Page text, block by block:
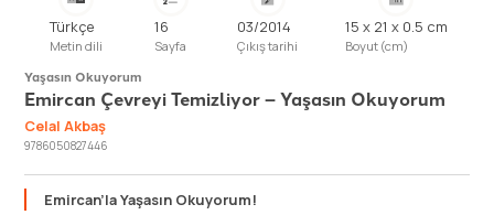
Türkçe
Metin dili
16
Sayfa
03/2014
Çıkış tarihi
15 x 21 x 0.5 cm
Boyut (cm)
Yaşasın Okuyorum
Emircan Çevreyi Temizliyor – Yaşasın Okuyorum
Celal Akbaş
9786050827446
Emircan’la Yaşasın Okuyorum!